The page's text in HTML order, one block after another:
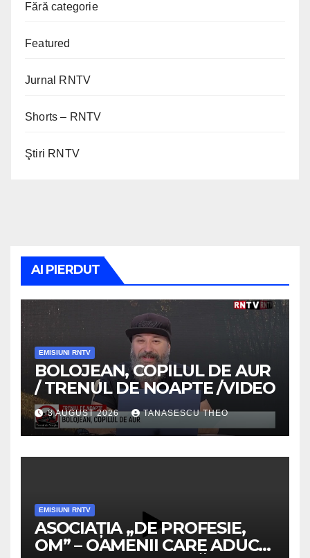
Fără categorie
Featured
Jurnal RNTV
Shorts – RNTV
Ştiri RNTV
AI PIERDUT
EMISIUNI RNTV
BOLOJEAN, COPILUL DE AUR
/ TRENUL DE NOAPTE /VIDEO
3 AUGUST 2026 TANASESCU THEO
EMISIUNI RNTV
ASOCIAȚIA „DE PROFESIE,
OM” – OAMENII CARE ADUC